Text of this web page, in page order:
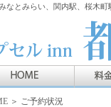
なとみらい、関内駅、桜木
＞ ご予約状況